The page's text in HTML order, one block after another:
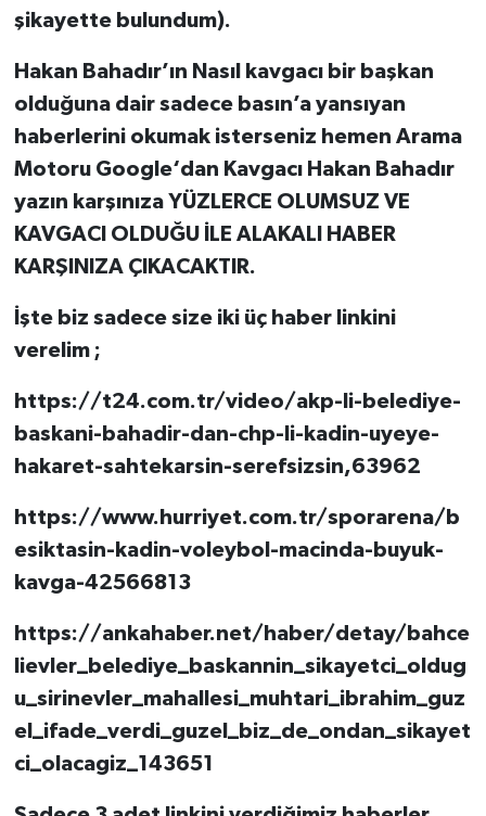
şikayette bulundum).
Hakan Bahadır’ın Nasıl kavgacı bir başkan
olduğuna dair sadece basın’a yansıyan
haberlerini okumak isterseniz hemen Arama
Motoru Google‘dan Kavgacı Hakan Bahadır
yazın karşınıza YÜZLERCE OLUMSUZ VE
KAVGACI OLDUĞU İLE ALAKALI HABER
KARŞINIZA ÇIKACAKTIR.
İşte biz sadece size iki üç haber linkini
verelim ;
https://t24.com.tr/video/akp-li-belediye-
baskani-bahadir-dan-chp-li-kadin-uyeye-
hakaret-sahtekarsin-serefsizsin,63962
https://www.hurriyet.com.tr/sporarena/b
esiktasin-kadin-voleybol-macinda-buyuk-
kavga-42566813
https://ankahaber.net/haber/detay/bahce
lievler_belediye_baskannin_sikayetci_oldug
u_sirinevler_mahallesi_muhtari_ibrahim_guz
el_ifade_verdi_guzel_biz_de_ondan_sikayet
ci_olacagiz_143651